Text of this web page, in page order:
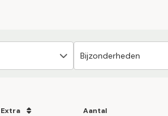
Extra Aantal